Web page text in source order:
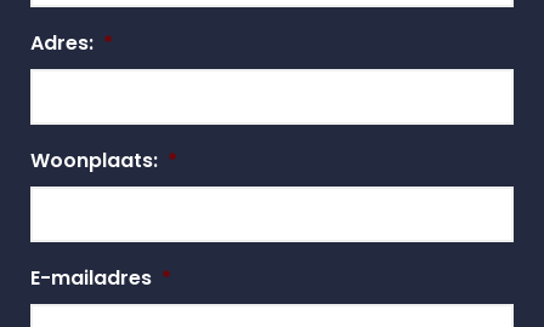
Adres: *
Woonplaats: *
E-mailadres *